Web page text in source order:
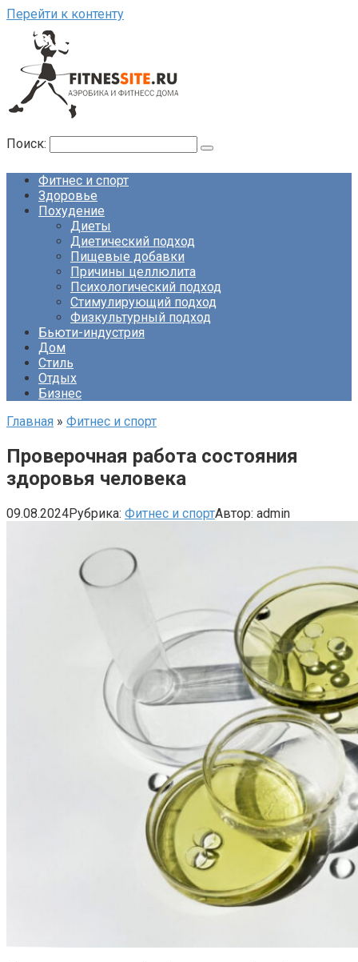
Перейти к контенту
Поиск:
Фитнес и спорт
Здоровье
Похудение
Диеты
Диетический подход
Пищевые добавки
Причины целлюлита
Психологический подход
Стимулирующий подход
Физкультурный подход
Бьюти-индустрия
Дом
Стиль
Отдых
Бизнес
Главная » Фитнес и спорт
Проверочная работа состояния
здоровья человека
09.08.2024Рубрика: Фитнес и спортАвтор: admin